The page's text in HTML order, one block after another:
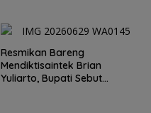
Resmikan Bareng
Mendiktisaintek Brian
Yuliarto, Bupati Sebut